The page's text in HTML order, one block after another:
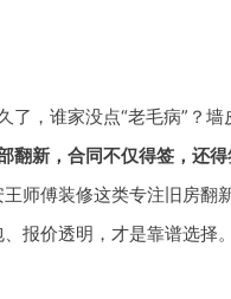
了，谁家没点“老毛病”？
翻新，合同不仅得签，还得
师傅装修这类专注旧房翻
报价透明，才是靠谱选择